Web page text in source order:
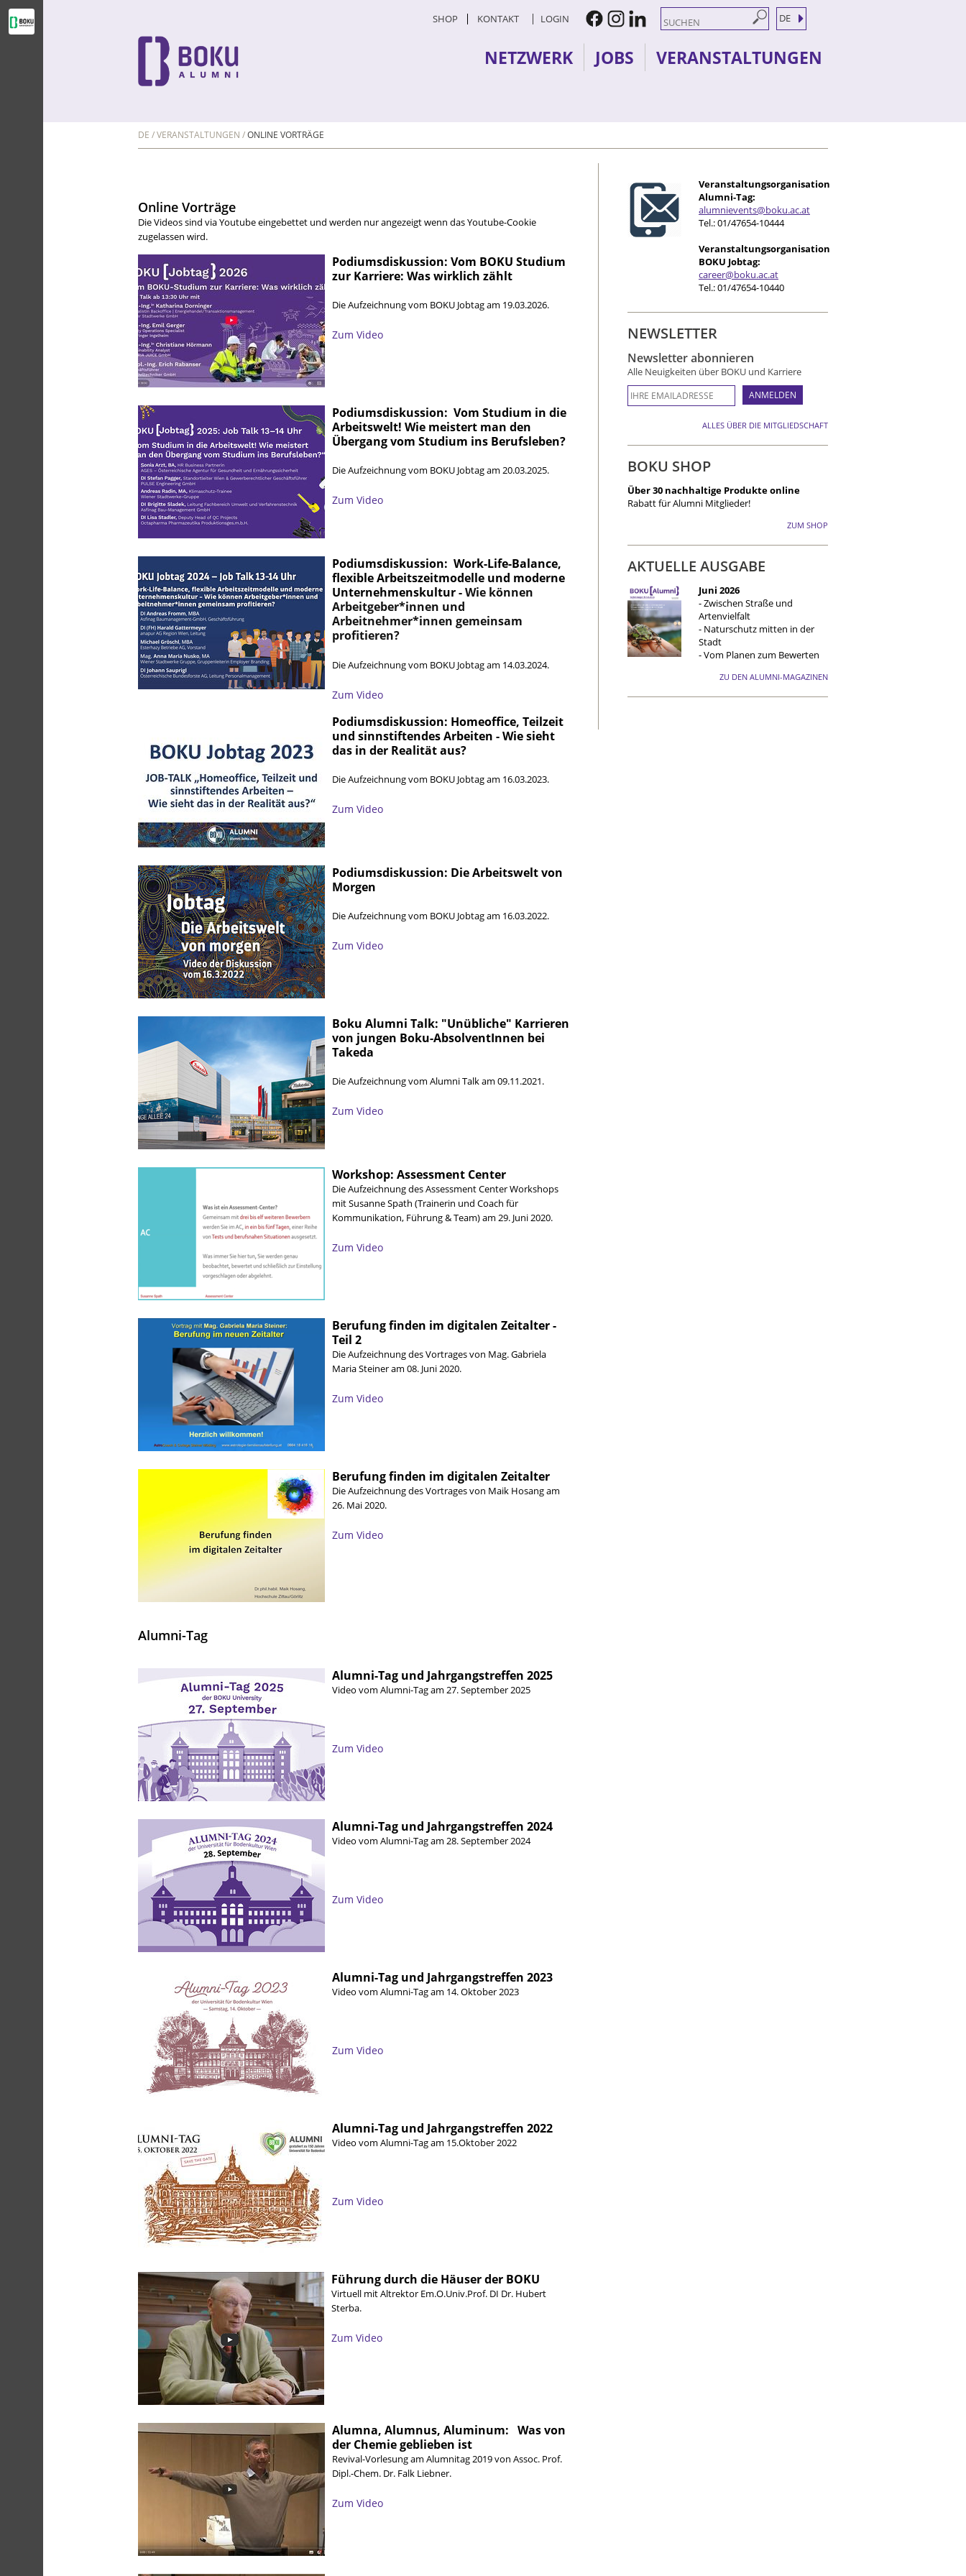
SHOP KONTAKT LOGIN DE
NETZWERK JOBS VERANSTALTUNGEN
DE VERANSTALTUNGEN ONLINE VORTRÄGE
Online Vorträge
Die Videos sind via Youtube eingebettet und werden nur angezeigt wenn das Youtube-Cookie
zugelassen wird.
Podiumsdiskussion: Vom BOKU Studium
zur Karriere: Was wirklich zählt
Die Aufzeichnung vom BOKU Jobtag am 19.03.2026.
Zum Video
Podiumsdiskussion: Vom Studium in die
Arbeitswelt! Wie meistert man den
Übergang vom Studium ins Berufsleben?
Die Aufzeichnung vom BOKU Jobtag am 20.03.2025.
Zum Video
Podiumsdiskussion: Work-Life-Balance,
flexible Arbeitszeitmodelle und moderne
Unternehmenskultur -Wie können
Arbeitgeber*innen und
Arbeitnehmer*innen gemeinsam
profitieren?
Die Aufzeichnung vom BOKU Jobtag am 14.03.2024.
Zum Video
Podiumsdiskussion: Homeoffice, Teilzeit
und sinnstiftendes Arbeiten - Wie sieht
das in der Realität aus?
Die Aufzeichnung vom BOKU Jobtag am 16.03.2023.
Zum Video
Podiumsdiskussion: Die Arbeitswelt von
Morgen
Die Aufzeichnung vom BOKU Jobtag am 16.03.2022.
Zum Video
Boku Alumni Talk: "Unübliche" Karrieren
von jungen Boku-AbsolventInnen bei
Takeda
Die Aufzeichnung vom Alumni Talk am 09.11.2021.
Zum Video
Workshop: Assessment Center
Die Aufzeichnung des Assessment Center Workshops
mit Susanne Spath (Trainerin und Coach für
Kommunikation, Führung & Team) am 29. Juni 2020.
Zum Video
Berufung finden im digitalen Zeitalter -
Teil 2
Die Aufzeichnung des Vortrages von Mag. Gabriela
Maria Steiner am 08. Juni 2020.
Zum Video
Berufung finden im digitalen Zeitalter
Die Aufzeichnung des Vortrages von Maik Hosang am
26. Mai 2020.
Zum Video
Alumni-Tag
Alumni-Tag und Jahrgangstreffen 2025
Video vom Alumni-Tag am 27. September 2025
Zum Video
Alumni-Tag und Jahrgangstreffen 2024
Video vom Alumni-Tag am 28. September 2024
Zum Video
Alumni-Tag und Jahrgangstreffen 2023
Video vom Alumni-Tag am 14. Oktober 2023
Zum Video
Alumni-Tag und Jahrgangstreffen 2022
Video vom Alumni-Tag am 15.Oktober 2022
Zum Video
Führung durch die Häuser der BOKU
Virtuell mit Altrektor Em.O.Univ.Prof. DI Dr. Hubert
Sterba.
Zum Video
Alumna, Alumnus, Aluminum: Was von
der Chemie geblieben ist
Revival-Vorlesung am Alumnitag 2019 von Assoc. Prof.
Dipl.-Chem. Dr. Falk Liebner.
Zum Video
Veranstaltungsorganisation
Alumni-Tag:
alumnievents@boku.ac.at
Tel.: 01/47654-10444
Veranstaltungsorganisation
BOKU Jobtag:
career@boku.ac.at
Tel.: 01/47654-10440
NEWSLETTER
Newsletter abonnieren
Alle Neuigkeiten über BOKU und Karriere
ALLES ÜBER DIE MITGLIEDSCHAFT
BOKU SHOP
Über 30 nachhaltige Produkte online
Rabatt für Alumni Mitglieder!
ZUM SHOP
AKTUELLE AUSGABE
Juni 2026
- Zwischen Straße und
Artenvielfalt
- Naturschutz mitten in der
Stadt
- Vom Planen zum Bewerten
ZU DEN ALUMNI-MAGAZINEN